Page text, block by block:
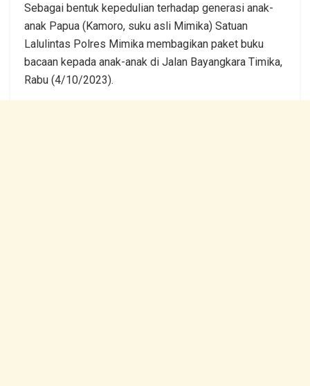
Sebagai bentuk kepedulian terhadap generasi anak-
anak Papua (Kamoro, suku asli Mimika) Satuan
Lalulintas Polres Mimika membagikan paket buku
bacaan kepada anak-anak di Jalan Bayangkara Timika,
Rabu (4/10/2023).